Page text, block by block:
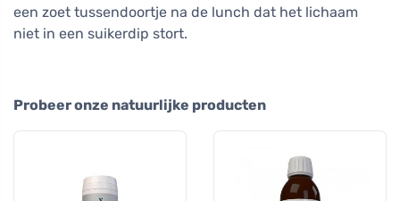
een zoet tussendoortje na de lunch dat het lichaam
niet in een suikerdip stort.
Probeer onze natuurlijke producten